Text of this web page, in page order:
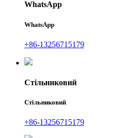
WhatsApp
WhatsApp
+86-13256715179
Стільниковий
Стільниковий
+86-13256715179